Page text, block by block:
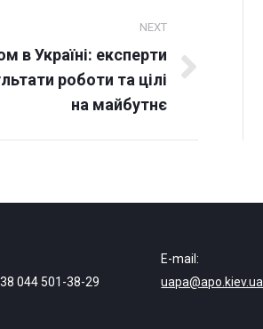
NEXT
в Україні: експерти
роботи та цілі
на майбутнє
044 501-38-29
E-mail:
uapa@apo.kiev.ua